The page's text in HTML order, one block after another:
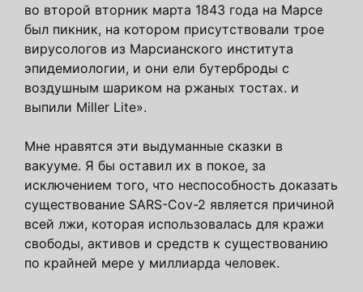
во второй вторник марта 1843 года на Марсе
был пикник, на котором присутствовали трое
вирусологов из Марсианского института
эпидемиологии, и они ели бутерброды с
воздушным шариком на ржаных тостах. и
выпили Miller Lite».
Мне нравятся эти выдуманные сказки в
вакууме. Я бы оставил их в покое, за
исключением того, что неспособность доказать
существование SARS-Cov-2 является причиной
всей лжи, которая использовалась для кражи
свободы, активов и средств к существованию
по крайней мере у миллиарда человек.